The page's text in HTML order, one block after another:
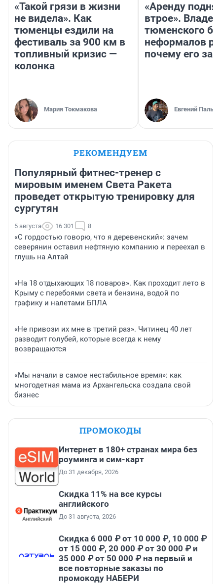
«Такой грязи в жизни
не видела». Как
тюменцы ездили на
фестиваль за 900 км в
топливный кризис —
колонка
Мария Токмакова
«Аренду
втрое».
тюменского
неформалов
почему его
Евгений
РЕКОМЕНДУЕМ
Популярный фитнес-тренер с
мировым именем Света Ракета
проведет открытую тренировку для
сургутян
5 августа 16 301 8
«С гордостью говорю, что я деревенский»: зачем
северянин оставил нефтяную компанию и переехал в
глушь на Алтай
«На 18 отдыхающих 18 поваров». Как проходит лето в
Крыму с перебоями света и бензина, водой по
графику и налетами БПЛА
«Не привози их мне в третий раз». Читинец 40 лет
разводит голубей, которые всегда к нему
возвращаются
«Мы начали в самое нестабильное время»: как
многодетная мама из Архангельска создала свой
бизнес
ПРОМОКОДЫ
Интернет в 180+ странах мира без
роуминга и сим-карт
До 31 декабря, 2026
Скидка 11% на все курсы
английского
До 31 августа, 2026
Скидка 6 000 ₽ от 10 000 ₽, 10 000 ₽
от 15 000 ₽, 20 000 ₽ от 30 000 ₽ и
35 000 ₽ от 50 000 ₽ на первый и
все повторные заказы по
промокоду НАБЕРИ